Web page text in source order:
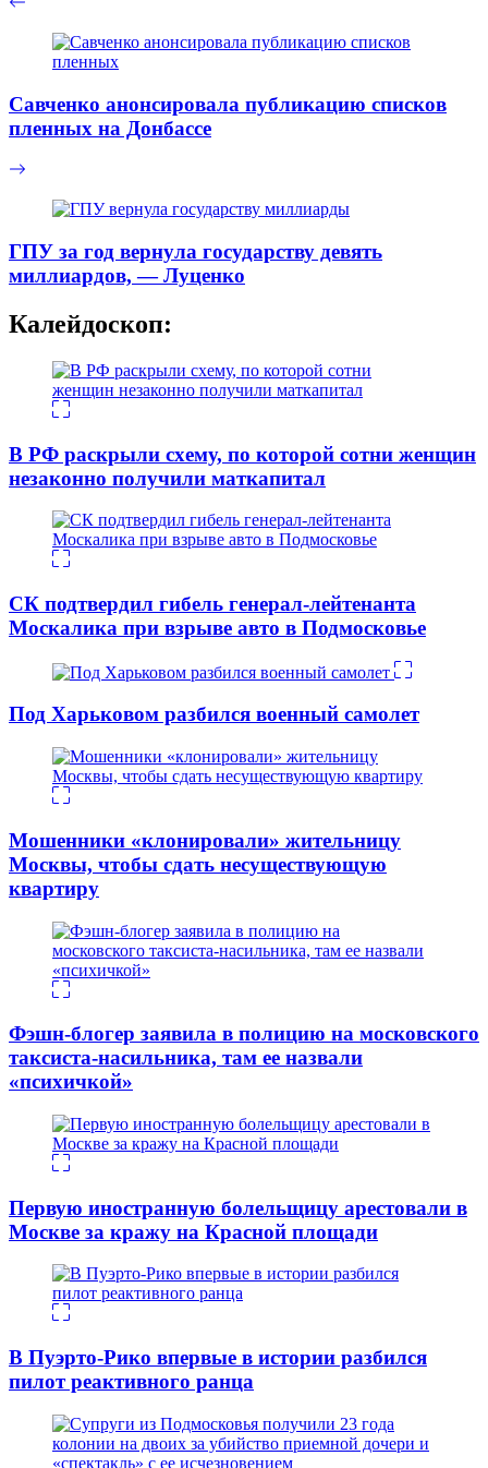
Савченко анонсировала публикацию списков
пленных на Донбассе
ГПУ за год вернула государству девять
миллиардов, — Луценко
Калейдоскоп:
В РФ раскрыли схему, по которой сотни женщин
незаконно получили маткапитал
СК подтвердил гибель генерал-лейтенанта
Москалика при взрыве авто в Подмосковье
Под Харьковом разбился военный самолет
Мошенники «клонировали» жительницу
Москвы, чтобы сдать несуществующую
квартиру
Фэшн-блогер заявила в полицию на московского
таксиста-насильника, там ее назвали
«психичкой»
Первую иностранную болельщицу арестовали в
Москве за кражу на Красной площади
В Пуэрто-Рико впервые в истории разбился
пилот реактивного ранца